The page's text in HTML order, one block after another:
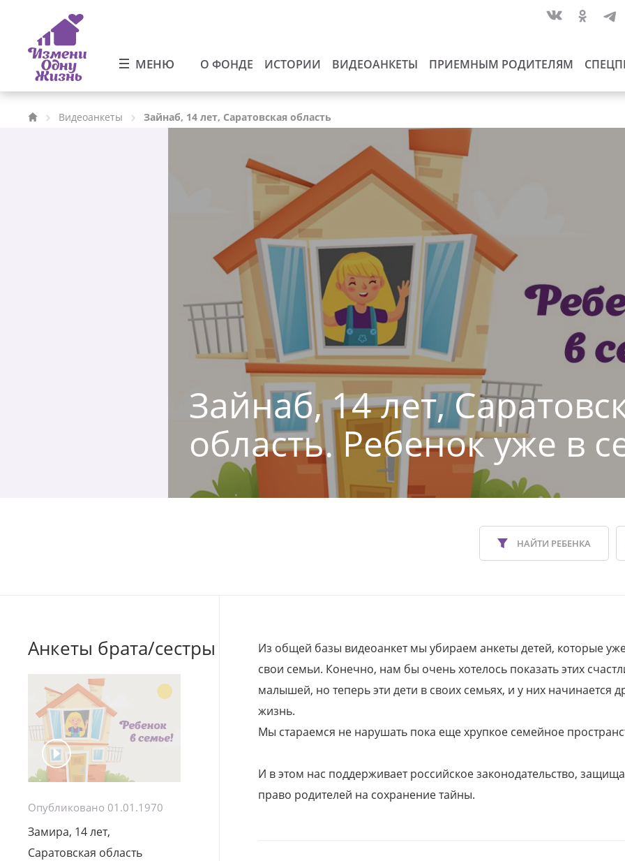
МЕНЮ О ФОНДЕ ИСТОРИИ ВИДЕОАНКЕТЫ ПРИЕМНЫМ РОДИТЕЛЯМ
Видеоанкеты Зайнаб, 14 лет, Саратовская область
Зайнаб, 14 лет,
область. Ребенок уже в
НАЙТИ РЕБЕНКА
Анкеты брата/сестры
Опубликовано 01.01.1970
Замира, 14 лет,
Саратовская область
Из общей базы видеоанкет мы убираем анкеты детей, которые
свои семьи. Конечно, нам бы очень хотелось показать этих
малышей, но теперь эти дети в своих семьях, и у них начинается
жизнь.
Мы стараемся не нарушать пока еще хрупкое семейное
И в этом нас поддерживает российское законодательство,
право родителей на сохранение тайны.